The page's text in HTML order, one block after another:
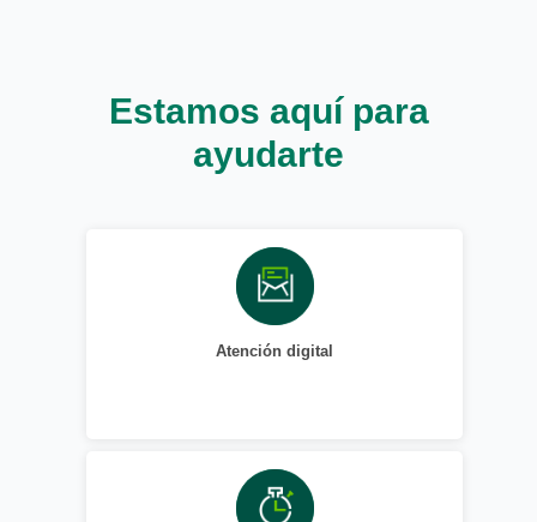
Estamos aquí para
ayudarte
Atención digital